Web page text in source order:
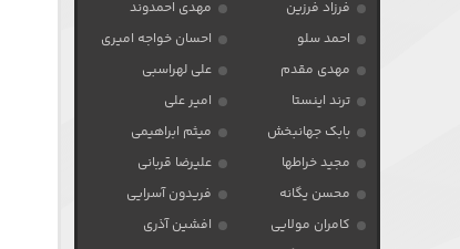
فرزاد فرزین
مهدی احمدوند
احمد سلو
احسان خواجه امیری
مهدی مقدم
علی لهراسبی
ترند اینستا
امیر علی
بابک جهانبخش
میثم ابراهیمی
مجید خراطها
علیرضا قربانی
محسن یگانه
فریدون آسرایی
کامران مولایی
افشین آذری